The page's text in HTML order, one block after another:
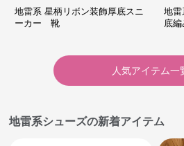
地雷系 星柄リボン装飾厚底スニ
ーカー 靴
地雷
底
人気アイテム一
地雷系シューズの新着アイテム